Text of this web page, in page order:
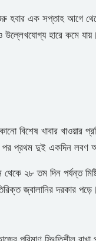
শুরু হবার এক সপ্তাহ আগে
হারে কমে যায়।
বিশেষ খাবার
প্রথম দুই একদিন লবণ
থেকে ২৮ তম দিন পর্যন্ত
জ্বালানির দরকার পড়ে।